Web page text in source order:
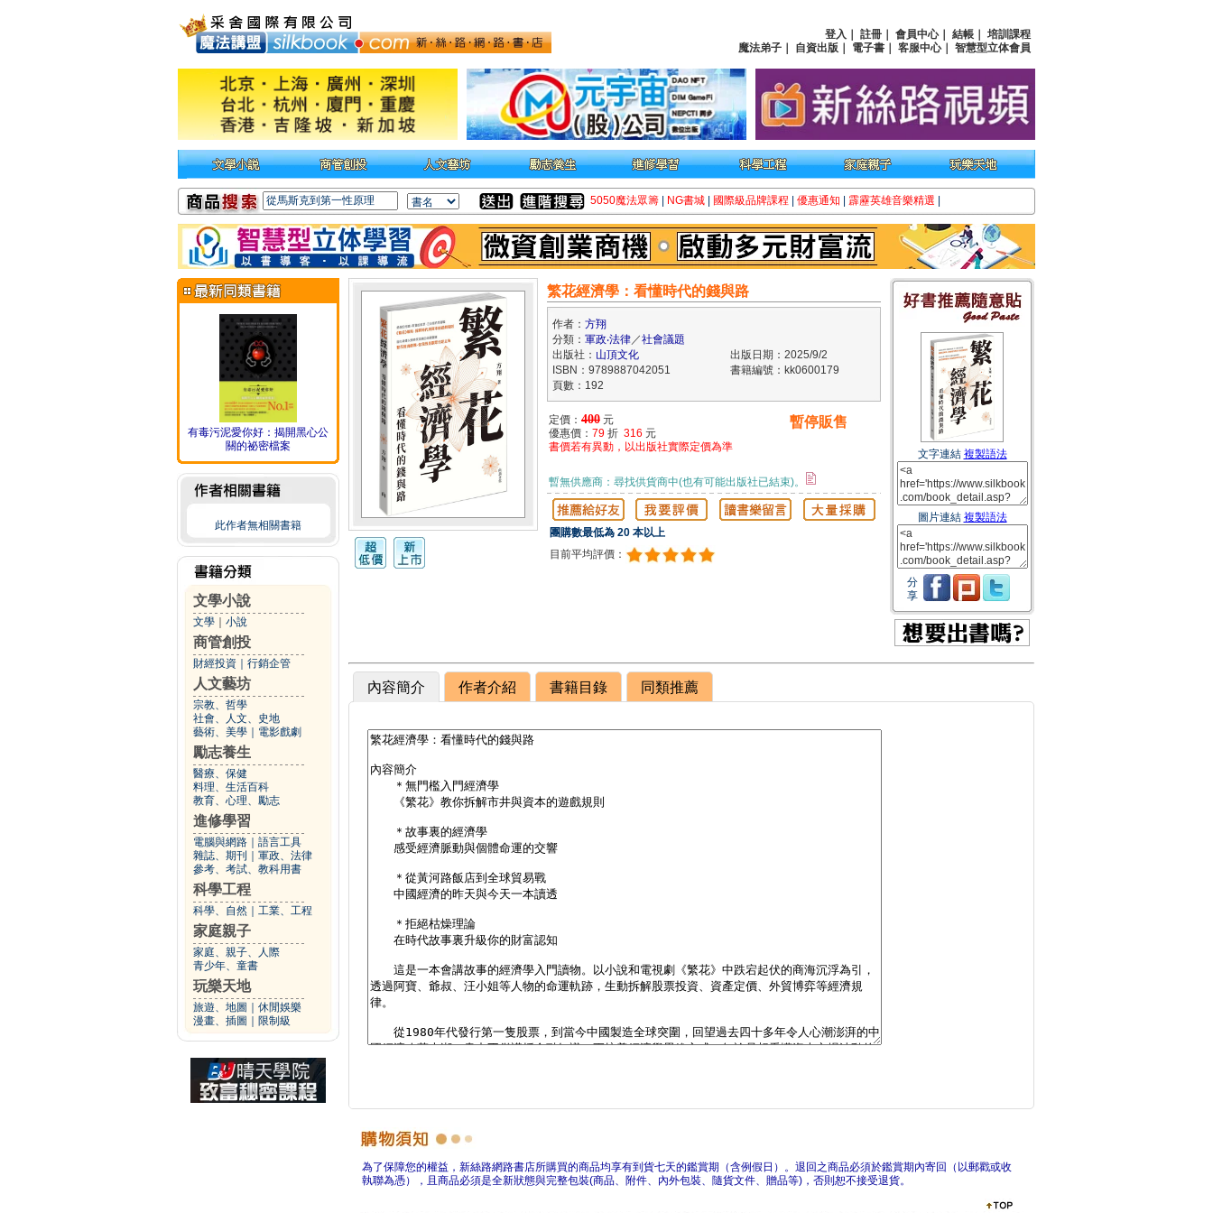
登入 註冊 會員中心｜ 結帳
培訓課程
魔法弟子
自資出版 電子書 客服中心｜ 智慧型立体會員
5050魔法眾籌 NG書城 國際級品牌課程 優惠通知 霹靂英雄音樂精選
有毒污泥愛你好：揭開黑心公
關的祕密檔案
此作者無相關書籍
文學小說
文學 小說
商管創投
財經投資 行銷企管
人文藝坊
宗教、哲學
社會、人文、史地
藝術、美學
電影戲劇
勵志養生
醫療、保健
料理、生活百科
教育、心理、勵志
進修學習
電腦與網路
語言工具
雜誌、期刊
軍政、法律
參考、考試、教科用書
科學工程
科學、自然 工業、工程
家庭親子
家庭、親子、人際
青少年、童書
玩樂天地
旅遊、地圖
休閒娛樂
漫畫、插圖
限制級
繁花經濟學：看懂時代的錢與路
作者： 方翔
分類： 軍政‧法律／社會議題
出版社： 山頂文化
出版日期：2025/9/2
ISBN：9789887042051
書籍編號：kk0600179
頁數：192
定價： 400 元
優惠價： 79 折 316 元
書價若有異動，以出版社實際定價為準
暫停販售
暫無供應商：尋找供貨商中(也有可能出版社已結束)。
團購數最低為 20 本以上
目前平均評價：
文字連結 複製語法
圖片連結 複製語法
分
享
內容簡介 作者介紹 書籍目錄 同類推薦
為了保障您的權益，新絲路網路書店所購買的商品均享有到貨七天的鑑賞期（含例假日）。退回之商品必須於鑑賞期內寄回（以郵戳或收
執聯為憑），且商品必須是全新狀態與完整包裝(商品、附件、內外包裝、隨貨文件、贈品等)，否則恕不接受退貨。